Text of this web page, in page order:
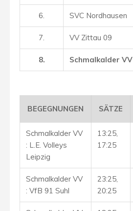
6. SVC Nordhausen
7. VV Zittau 09
8. Schmalkalder VV
BEGEGNUNGEN SÄTZE
Schmalkalder VV
: L.E. Volleys
Leipzig
13:25,
17:25
Schmalkalder VV
: VfB 91 Suhl
23:25,
20:25